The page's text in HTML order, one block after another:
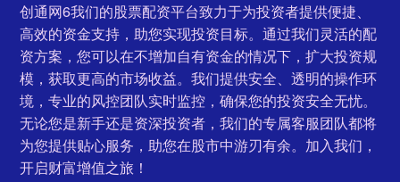
创通网6我们的股票配资平台致力于为投资者提供便捷、
高效的资金支持，助您实现投资目标。通过我们灵活的配
资方案，您可以在不增加自有资金的情况下，扩大投资规
模，获取更高的市场收益。我们提供安全、透明的操作环
境，专业的风控团队实时监控，确保您的投资安全无忧。
无论您是新手还是资深投资者，我们的专属客服团队都将
为您提供贴心服务，助您在股市中游刃有余。加入我们，
开启财富增值之旅！